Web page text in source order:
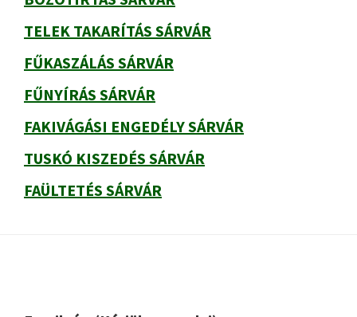
TELEK TAKARÍTÁS SÁRVÁR
FŰKASZÁLÁS SÁRVÁR
FŰNYÍRÁS SÁRVÁR
FAKIVÁGÁSI ENGEDÉLY SÁRVÁR
TUSKÓ KISZEDÉS SÁRVÁR
FAÜLTETÉS SÁRVÁR